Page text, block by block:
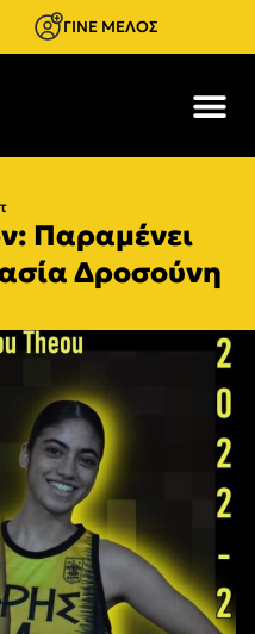
ΓΙΝΕ ΜΕΛΟΣ
Παραμένει
Δροσούνη